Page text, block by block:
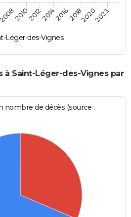
Léger-des-Vignes
2010201220142016201820202023
à Saint-Léger-des-Vignes par
nombre de décès (source :